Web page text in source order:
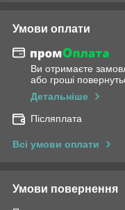
Умови оплати
Ви отримаєте
або гроші
Детальніше
Післяплата
Всі умови оплати
Умови повернення